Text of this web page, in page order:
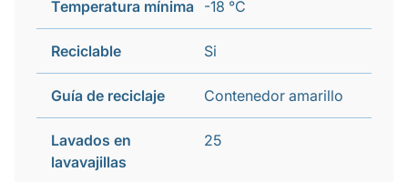
Temperatura mínima -18 °C
Reciclable Si
Guía de reciclaje Contenedor amarillo
Lavados en
lavavajillas
25